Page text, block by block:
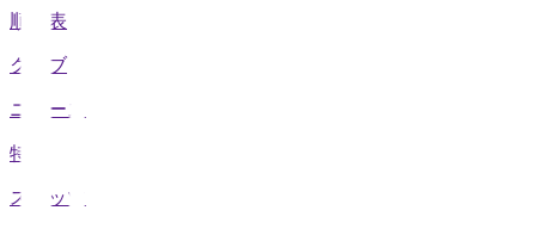
順位表
クラブ
ニュース
特集
スタッツ